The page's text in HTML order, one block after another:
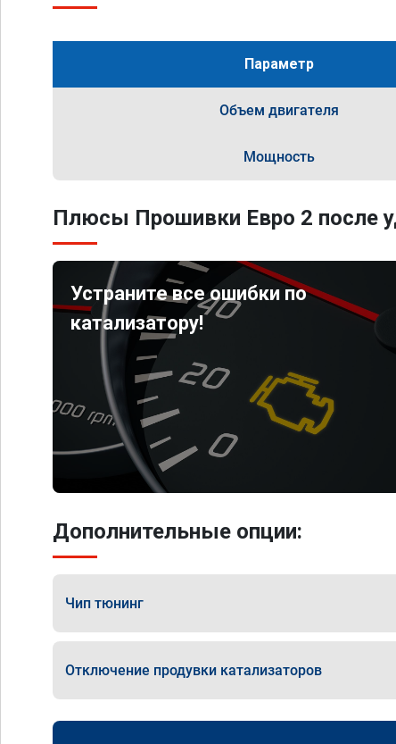
Параметр
Объем двигателя
Мощность
Плюсы Прошивки Евро 2 после
Устраните все ошибки по
катализатору!
Дополнительные опции:
Чип тюнинг
Отключение продувки катализаторов